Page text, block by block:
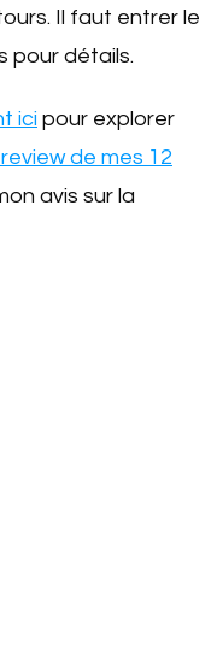
Il faut entrer le
pour détails.
ici pour explorer
review de mes 12
avis sur la